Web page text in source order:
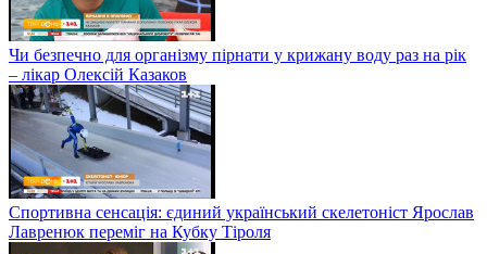
Чи безпечно для організму пірнати у крижану воду раз на рік
– лікар Олексій Казаков
Спортивна сенсація: єдиний український скелетоніст Ярослав
Лавренюк переміг на Кубку Тіроля